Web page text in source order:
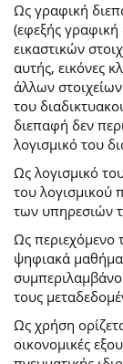
Ως γραφική
(εφεξής
εικαστικών
αυτής, εικόνες
άλλων
του
διεπαφή δεν
λογισμικό του
Ως λογισμικό
του λογισμικού
των υπηρεσιών
Ως περιεχόμενο
ψηφιακά
τους
Ως χρήση
οικονομικές